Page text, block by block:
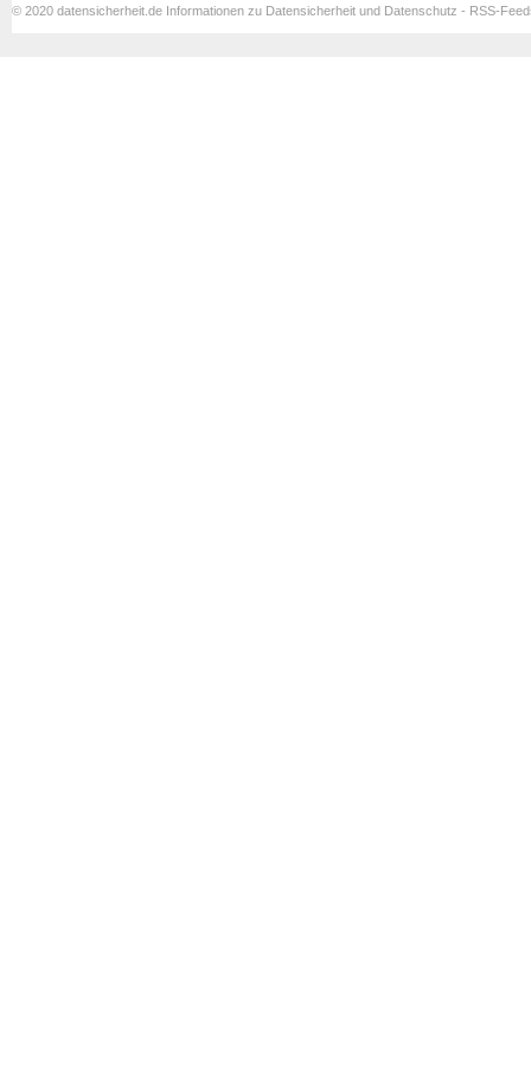
© 2020 datensicherheit.de Informationen zu Datensicherheit und Datenschutz - RSS-